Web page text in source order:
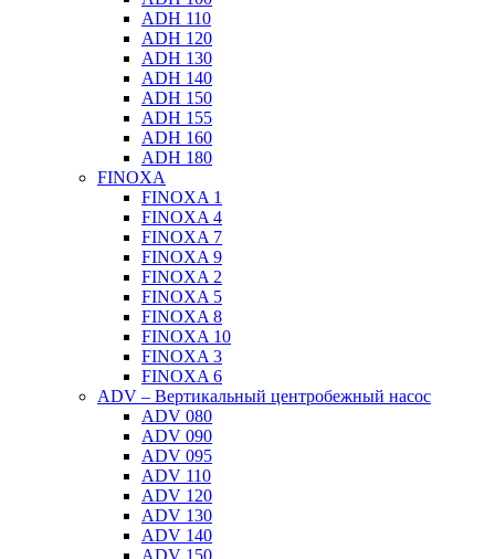
ADH 110
ADH 120
ADH 130
ADH 140
ADH 150
ADH 155
ADH 160
ADH 180
FINOXA
FINOXA 1
FINOXA 4
FINOXA 7
FINOXA 9
FINOXA 2
FINOXA 5
FINOXA 8
FINOXA 10
FINOXA 3
FINOXA 6
ADV – Вертикальный центробежный насос
ADV 080
ADV 090
ADV 095
ADV 110
ADV 120
ADV 130
ADV 140
ADV 150